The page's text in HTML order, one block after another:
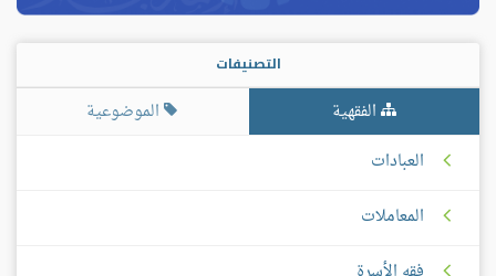
التصنيفات
الفقهية
الموضوعية
العبادات
المعاملات